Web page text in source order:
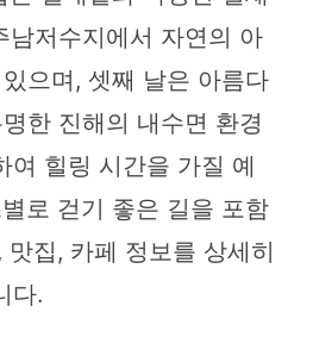
남저수지에서 자연의 아
으며, 셋째 날은 아름다
한 진해의 내수면 환경
여 힐링 시간을 가질 예
로 걷기 좋은 길을 포함
집, 카페 정보를 상세히
다.